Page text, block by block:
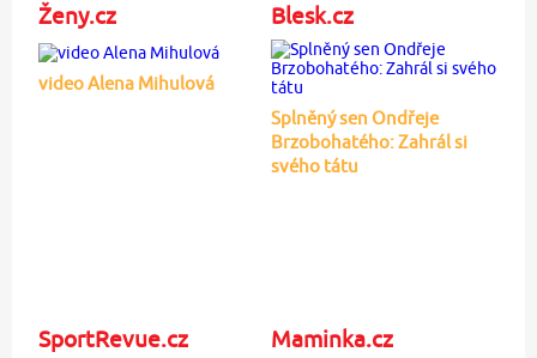
Ženy.cz
video Alena Mihulová
Blesk.cz
Splněný sen Ondřeje
Brzobohatého: Zahrál si
svého tátu
SportRevue.cz Maminka.cz